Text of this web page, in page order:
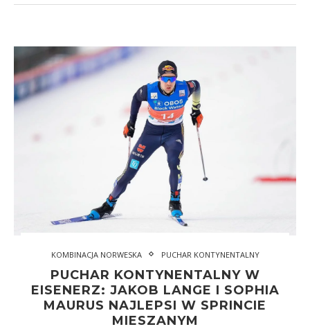
KOMBINACJA NORWESKA PUCHAR KONTYNENTALNY
PUCHAR KONTYNENTALNY W
EISENERZ: JAKOB LANGE I SOPHIA
MAURUS NAJLEPSI W SPRINCIE
MIESZANYM